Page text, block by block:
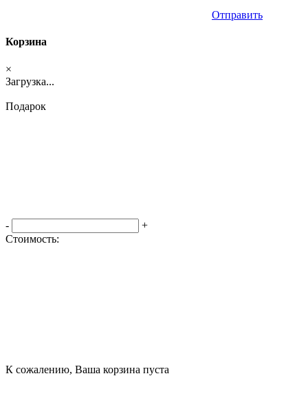
Отправить
Корзина
×
Загрузка...
Подарок
-
+
Стоимость:
К сожалению, Ваша корзина пуста